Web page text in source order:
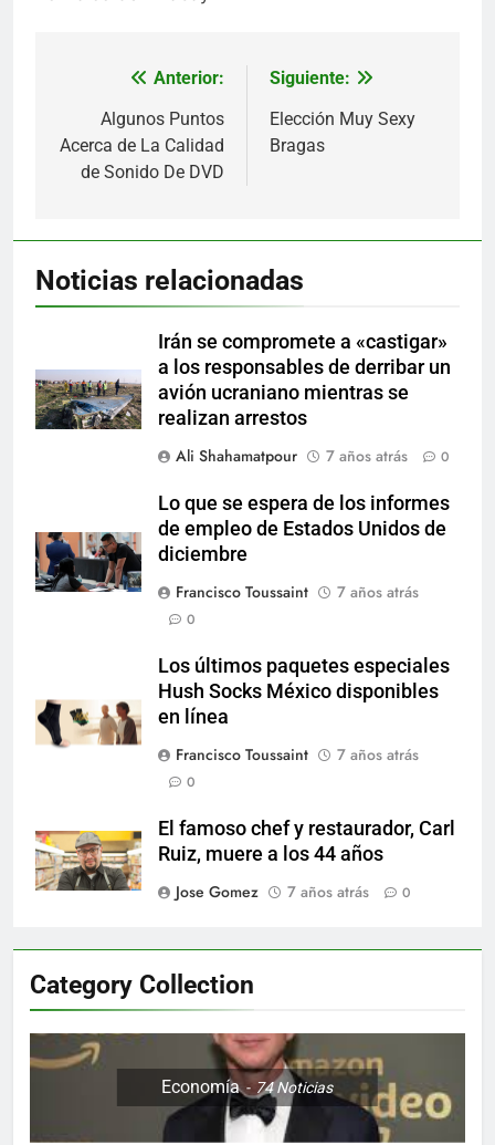
Navegación
entradas
Anterior:
Algunos Puntos
Acerca de La Calidad
de Sonido De DVD
Siguiente:
Elección Muy Sexy
Bragas
Noticias relacionadas
Irán se compromete a «castigar»
a los responsables de derribar un
avión ucraniano mientras se
realizan arrestos
Ali Shahamatpour
7 años atrás 0
Lo que se espera de los informes
de empleo de Estados Unidos de
diciembre
Francisco Toussaint
7 años atrás
0
Los últimos paquetes especiales
Hush Socks México disponibles
en línea
Francisco Toussaint
7 años atrás
0
El famoso chef y restaurador, Carl
Ruiz, muere a los 44 años
Jose Gomez
7 años atrás 0
Category Collection
Economía 74Noticias